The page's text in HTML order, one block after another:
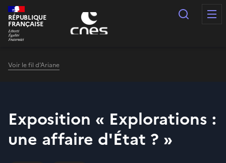
Panneau de gestion des cookies
RÉPUBLIQUE
FRANÇAISE
Voir le fil d'Ariane
Exposition « Explorations :
une affaire d'État ? »